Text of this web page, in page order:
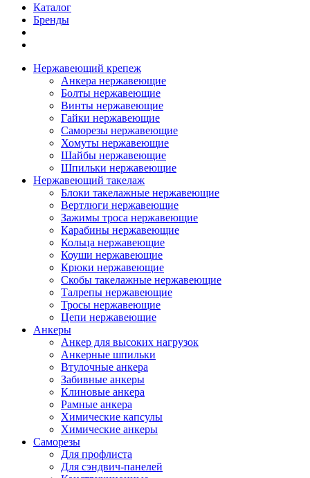
Каталог
Бренды
Нержавеющий крепеж
Анкера нержавеющие
Болты нержавеющие
Винты нержавеющие
Гайки нержавеющие
Саморезы нержавеющие
Хомуты нержавеющие
Шайбы нержавеющие
Шпильки нержавеющие
Нержавеющий такелаж
Блоки такелажные нержавеющие
Вертлюги нержавеющие
Зажимы троса нержавеющие
Карабины нержавеющие
Кольца нержавеющие
Коуши нержавеющие
Крюки нержавеющие
Скобы такелажные нержавеющие
Талрепы нержавеющие
Тросы нержавеющие
Цепи нержавеющие
Анкеры
Анкер для высоких нагрузок
Анкерные шпильки
Втулочные анкера
Забивные анкеры
Клиновые анкера
Рамные анкера
Химические капсулы
Химические анкеры
Саморезы
Для профлиста
Для сэндвич-панелей